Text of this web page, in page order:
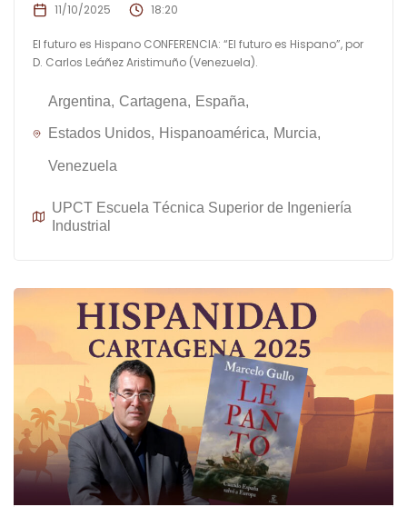
11/10/2025 18:20
El futuro es Hispano CONFERENCIA: “El futuro es Hispano”, por
D. Carlos Leáñez Aristimuño (Venezuela).
Argentina Cartagena España
Estados Unidos Hispanoamérica Murcia
Venezuela
UPCT Escuela Técnica Superior de Ingeniería
Industrial